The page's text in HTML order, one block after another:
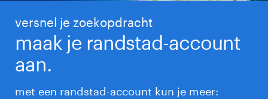
versnel je zoekopdracht
maak je randstad-account
aan.
met een randstad-account kun je meer: